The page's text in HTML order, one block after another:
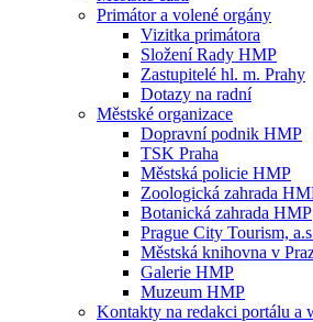
Primátor a volené orgány
Vizitka primátora
Složení Rady HMP
Zastupitelé hl. m. Prahy
Dotazy na radní
Městské organizace
Dopravní podnik HMP
TSK Praha
Městská policie HMP
Zoologická zahrada
Botanická zahrada HMP
Prague City Tourism,
Městská knihovna v
Galerie HMP
Muzeum HMP
Kontakty na redakci portálu a